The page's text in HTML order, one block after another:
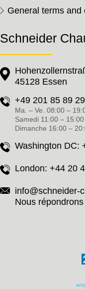
General terms and
Schneider
45128 Essen
+49 201 85 89
Ma. – Ve. 08:00 –
Samedi 11:00 – 15:00
Dimanche 16:00 –
Washington DC:
London: +44 20
info@schneider-
Nous